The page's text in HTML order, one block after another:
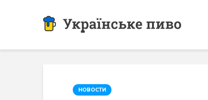
НОВОСТИ